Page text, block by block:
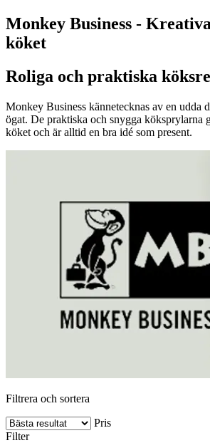
Monkey Business -
köket
Roliga och praktiska
Monkey Business kännetecknas av en udda
ögat. De praktiska och snygga köksprylarna
köket och är alltid en bra idé som present.
Filtrera och sortera
Pris
Filter